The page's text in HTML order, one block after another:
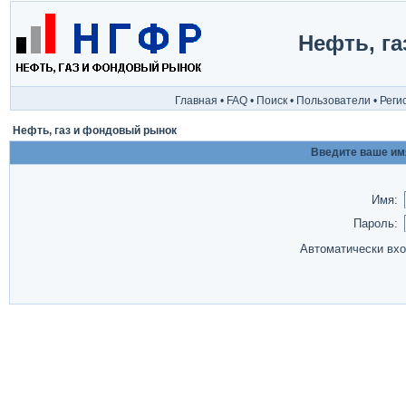
Нефть,
Главная • FAQ • Поиск • Пользователи •
Нефть, газ и фондовый рынок
Введите ваше
Имя:
Пароль:
Автоматически